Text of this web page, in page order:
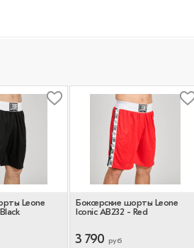
Leone
Боксерские шорты Leone
Iconic AB232 - Red
3 790 руб